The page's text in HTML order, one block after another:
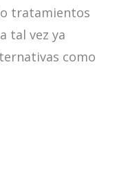
tratamientos
tal vez ya
como